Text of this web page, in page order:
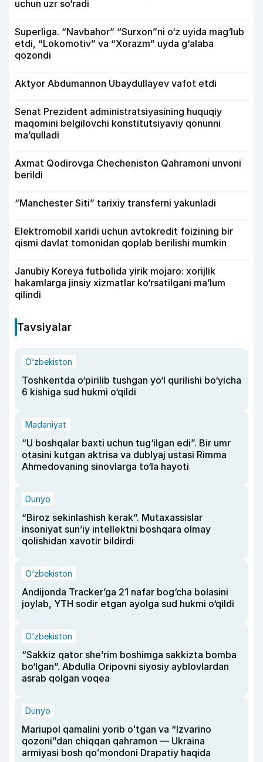
uchun uzr so‘radi
Superliga. “Navbahor” “Surxon”ni o‘z uyida mag‘lub
etdi, “Lokomotiv” va “Xorazm” uyda g‘alaba
qozondi
Aktyor Abdu­mannon Ubaydullayev vafot etdi
Senat Prezident administratsiyasining huquqiy
maqomini belgilovchi konstitutsiyaviy qonunni
ma’qulladi
Axmat Qodirovga Checheniston Qahramoni unvoni
berildi
“Manchester Siti” tarixiy transferni yakunladi
Elektromobil xaridi uchun avtokredit foizining bir
qismi davlat tomonidan qoplab berilishi mumkin
Janubiy Koreya futbolida yirik mojaro: xorijlik
hakamlarga jinsiy xizmatlar ko‘rsatilgani ma’lum
qilindi
Tavsiyalar
O‘zbekiston
Toshkentda o‘pirilib tushgan yo‘l qurilishi bo‘yicha
6 kishiga sud hukmi o‘qildi
Madaniyat
“U boshqalar baxti uchun tug‘ilgan edi”. Bir umr
otasini kutgan aktrisa va dublyaj ustasi Rimma
Ahmedovaning sinovlarga to‘la hayoti
Dunyo
“Biroz sekinlashish kerak”. Mutaxassislar
insoniyat sun’iy intellektni boshqara olmay
qolishidan xavotir bildirdi
O‘zbekiston
Andijonda Tracker’ga 21 nafar bog‘cha bolasini
joylab, YTH sodir etgan ayolga sud hukmi o‘qildi
O‘zbekiston
“Sakkiz qator she’rim boshimga sakkizta bomba
bo‘lgan”. Abdulla Oripovni siyosiy ayblovlardan
asrab qolgan voqea
Dunyo
Mariupol qamalini yorib oʻtgan va “Izvarino
qozoni”dan chiqqan qahramon — Ukraina
armiyasi bosh qoʻmondoni Drapatiy haqida